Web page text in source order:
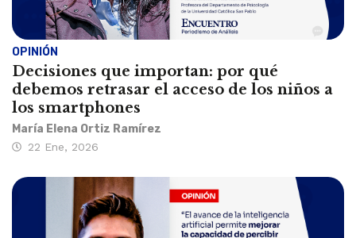
OPINIÓN
Decisiones que importan: por qué
debemos retrasar el acceso de los niños a
los smartphones
María Elena Ortiz Ramírez
22 Ene, 2026